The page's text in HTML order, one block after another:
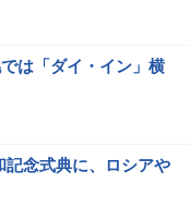
は「ダイ・イン」横
念式典に、ロシアや